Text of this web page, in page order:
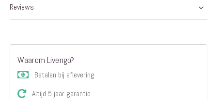
Reviews
Waarom Livengo?
Betalen bij aflevering
Altijd 5 jaar garantie